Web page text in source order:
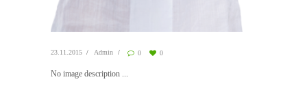
23.11.2015 Admin 0 0
No image description ...